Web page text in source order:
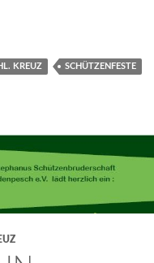
KREUZ SCHÜTZENFESTE